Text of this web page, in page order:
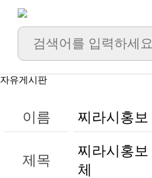
자유게시판
이름 찌라시홍보
제목
체